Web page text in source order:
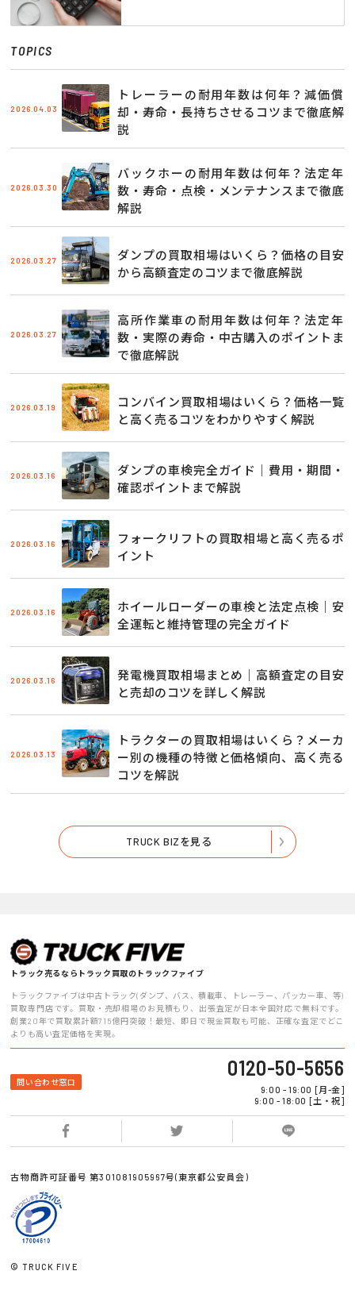
TOPICS
2026.04.03
トレーラーの耐用年数は何年？減価償
却・寿命・長持ちさせるコツまで徹底解
説
2026.03.30
バックホーの耐用年数は何年？法定年
数・寿命・点検・メンテナンスまで徹底
解説
2026.03.27
ダンプの買取相場はいくら？価格の目安
から高額査定のコツまで徹底解説
2026.03.27
高所作業車の耐用年数は何年？法定年
数・実際の寿命・中古購入のポイントま
で徹底解説
2026.03.19
コンバイン買取相場はいくら？価格一覧
と高く売るコツをわかりやすく解説
2026.03.16
ダンプの車検完全ガイド｜費用・期間・
確認ポイントまで解説
2026.03.16
フォークリフトの買取相場と高く売るポ
イント
2026.03.16
ホイールローダーの車検と法定点検｜安
全運転と維持管理の完全ガイド
2026.03.16
発電機買取相場まとめ｜高額査定の目安
と売却のコツを詳しく解説
2026.03.13
トラクターの買取相場はいくら？メーカ
ー別の機種の特徴と価格傾向、高く売る
コツを解説
TRUCK BIZを見る
トラック売るならトラック買取のトラックファイブ
トラックファイブは中古トラック(ダンプ、バス、積載車、トレーラー、パッカー車、等)
買取専門店です。買取・売却相場のお見積もり、出張査定が日本全国対応で無料です。
創業20年で買取累計額715億円突破！最短、即日で現金買取も可能、正確な査定でどこ
よりも高い査定価格を実現。
問い合わせ窓口
0120-50-5656
9:00 - 19:00 [月-金]
9:00 - 18:00 [土・祝]
古物商許可証番号 第301081905967号(東京都公安員会)
© TRUCK FIVE